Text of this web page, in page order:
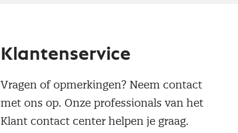
Klantenservice
Vragen of opmerkingen? Neem contact
met ons op. Onze professionals van het
Klant contact center helpen je graag.